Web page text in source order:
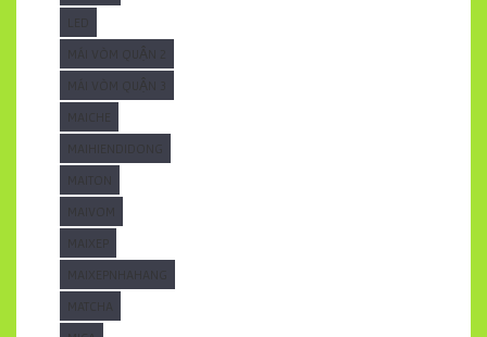
MÁI VÒM QUẬN 2
MÁI VÒM QUẬN 3
MAICHE
MAIHIENDIDONG
MAITON
MAIVOM
MAIXEP
MAIXEPNHAHANG
MATCHA